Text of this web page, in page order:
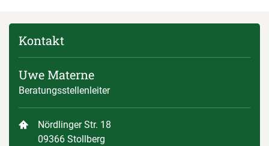
Kontakt
Uwe Materne
Beratungsstellenleiter
Nördlinger Str. 18
09366 Stollberg